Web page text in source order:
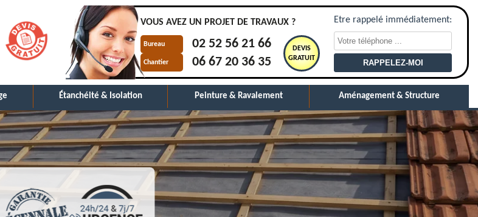
VOUS AVEZ UN PROJET DE TRAVAUX ?
Bureau 02 52 56 21 66
Chantier 06 67 20 36 35
DEVIS
GRATUIT
Etre rappelé immédiatement:
Étanchéité & Isolation Peinture & Ravalement Aménagement & Structure